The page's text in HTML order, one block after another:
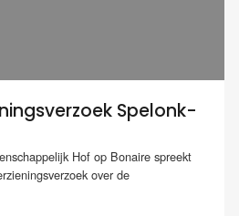
Spelonk-
Hof op Bonaire spreekt
over de